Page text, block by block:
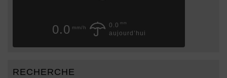
0.0 mm/h 0.0 mm
aujourd’hui
RECHERCHE